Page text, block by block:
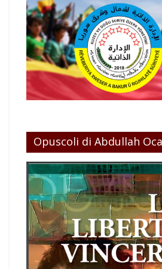
Opuscoli di Abdullah